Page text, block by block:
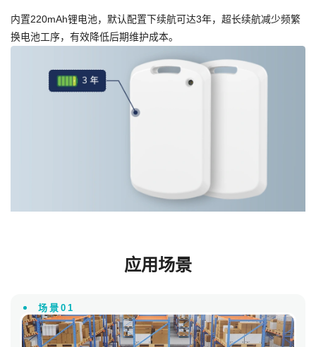
应用场景
场景01
内置220mAh锂电池，默认配置下续航可达3年，超长续航减少频繁
换电池工序，有效降低后期维护成本。